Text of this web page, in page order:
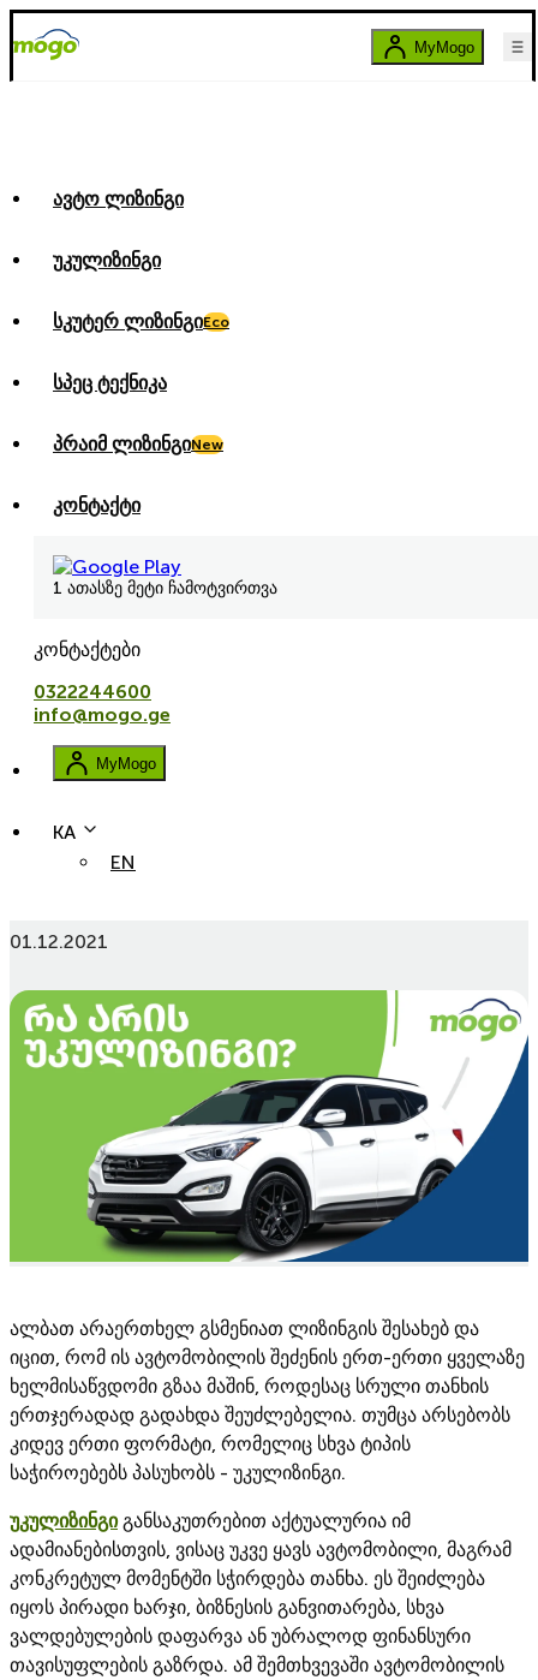
MyMogo
ავტო ლიზინგი
უკულიზინგი
სკუტერ ლიზინგიEco
სპეც ტექნიკა
პრაიმ ლიზინგიNew
კონტაქტი
1 ათასზე მეტი ჩამოტვირთვა
კონტაქტები
0322244600
info@mogo.ge
MyMogo
KA
EN
რა არის და როგორ ვისარგებლოთ უკულიზინგით?
01.12.2021
ალბათ არაერთხელ გსმენიათ ლიზინგის შესახებ და
იცით, რომ ის ავტომობილის შეძენის ერთ-ერთი ყველაზე
ხელმისაწვდომი გზაა მაშინ, როდესაც სრული თანხის
ერთჯერადად გადახდა შეუძლებელია. თუმცა არსებობს
კიდევ ერთი ფორმატი, რომელიც სხვა ტიპის
საჭიროებებს პასუხობს - უკულიზინგი.
უკულიზინგიგანსაკუთრებით აქტუალურია იმ
ადამიანებისთვის, ვისაც უკვე ყავს ავტომობილი, მაგრამ
კონკრეტულ მომენტში სჭირდება თანხა. ეს შეიძლება
იყოს პირადი ხარჯი, ბიზნესის განვითარება, სხვა
ვალდებულების დაფარვა ან უბრალოდ ფინანსური
თავისუფლების გაზრდა. ამ შემთხვევაში ავტომობილის